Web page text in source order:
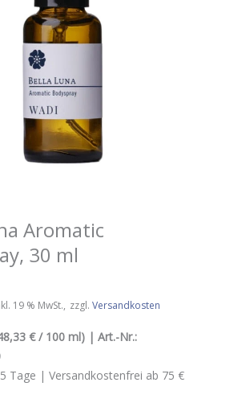
Aromatic
30 ml
19 % MwSt. zzgl. Versandkosten
€ / 100 ml) | Art.-Nr.:
Tage | Versandkostenfrei ab 75 €